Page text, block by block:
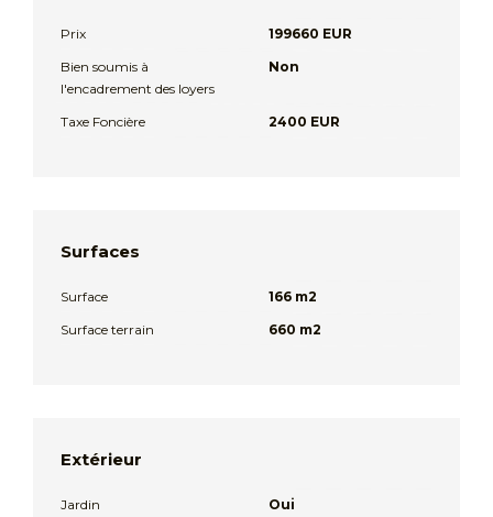
Prix
199660 EUR
Bien soumis à
l'encadrement des loyers
Non
Taxe Foncière 2400 EUR
Surfaces
Surface
166 m2
Surface terrain
660 m2
Extérieur
Jardin Oui